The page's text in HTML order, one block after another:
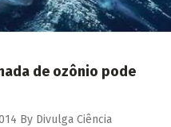
de ozônio pode
By Divulga Ciência